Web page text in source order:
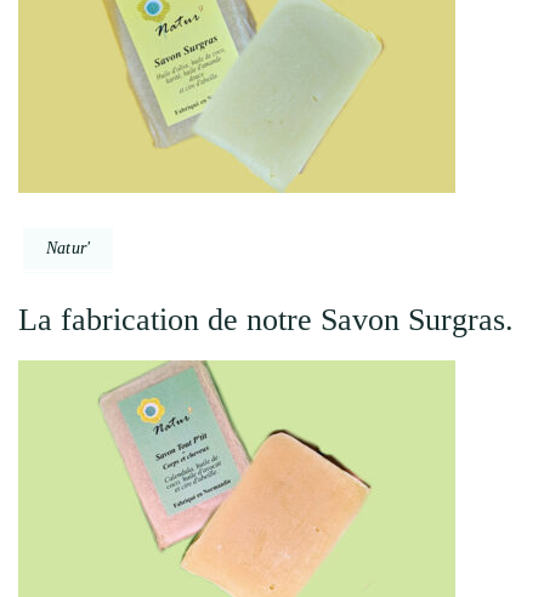
Natur'
La fabrication de notre Savon Surgras.